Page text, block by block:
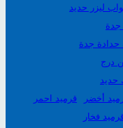
ليزر حديد
جدة
حدادة جدة
درج
حديد
أخضر
قرميد احمر
فخار